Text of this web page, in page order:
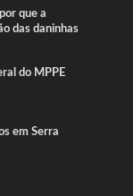
que a
das daninhas
do MPPE
em Serra